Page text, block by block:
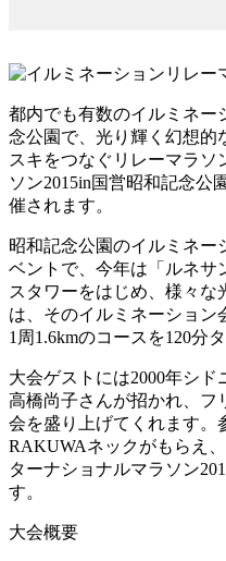
都内でも有数のイルミネー
念公園で、光り輝く幻想的
スキをつなぐリレーマラソ
ソン2015in国営昭和記念公
催されます。
昭和記念公園のイルミネー
ベントで、今年は「ルネサ
スタワーをはじめ、様々
は、そのイルミネーション
1周1.6kmのコースを120分
大会ゲストには2000年シ
高橋尚子さんが招かれ、フ
会を盛り上げてくれます。
RAKUWAネックがもらえ
ターナショナルマラソン
す。
大会概要